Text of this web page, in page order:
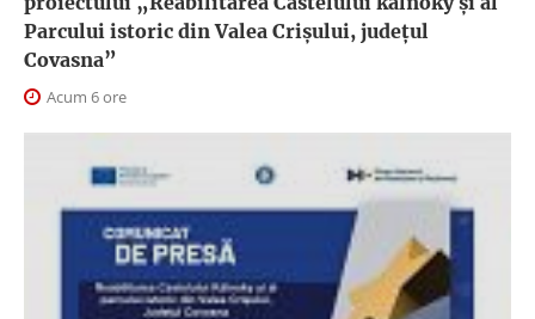
Parcului istoric din Valea Crișului, județul
Covasna”
Acum 6 ore